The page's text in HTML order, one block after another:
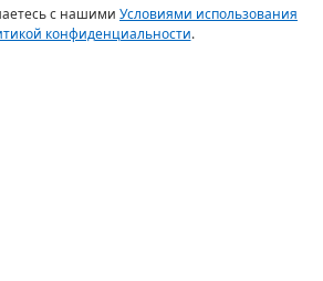
с нашими Условиями использования
конфиденциальности.